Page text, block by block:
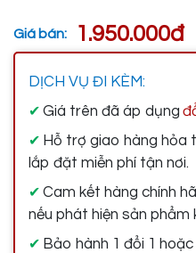
Giá bán: 1.950.000đ
DỊCH VỤ ĐI KÈM:
✔ Giá trên đã áp dụng
✔ Hỗ trợ giao hàng hỏa
lắp đặt miễn phí tận nơi.
✔ Cam kết hàng chính
nếu phát hiện sản phẩm
✔ Bảo hành 1 đổi 1